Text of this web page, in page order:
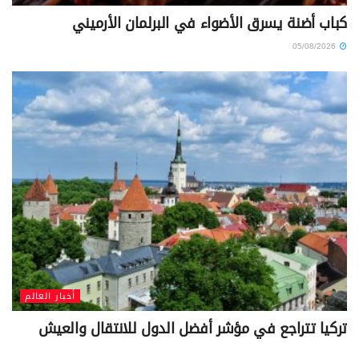
كباب أضنة يسرق الأضواء في البرلمان الأرميني
أخبار العالم
تركيا تتراجع في مؤشر أفضل الدول للانتقال والعيش